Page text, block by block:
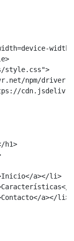
npm/
h1>
a></li>
a></li>